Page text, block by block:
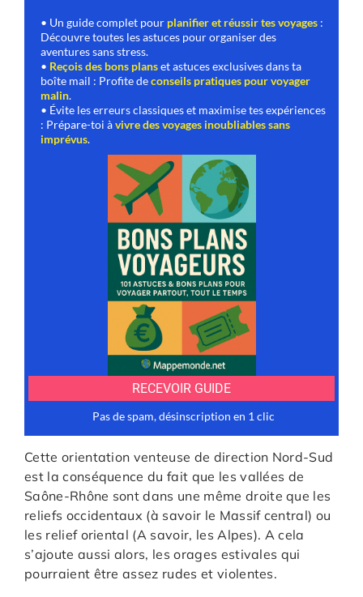
Cette orientation venteuse de direction Nord-Sud
est la conséquence du fait que les vallées de
Saône-Rhône sont dans une même droite que les
reliefs occidentaux (à savoir le Massif central) ou
les relief oriental (A savoir, les Alpes). A cela
s’ajoute aussi alors, les orages estivales qui
pourraient être assez rudes et violentes.